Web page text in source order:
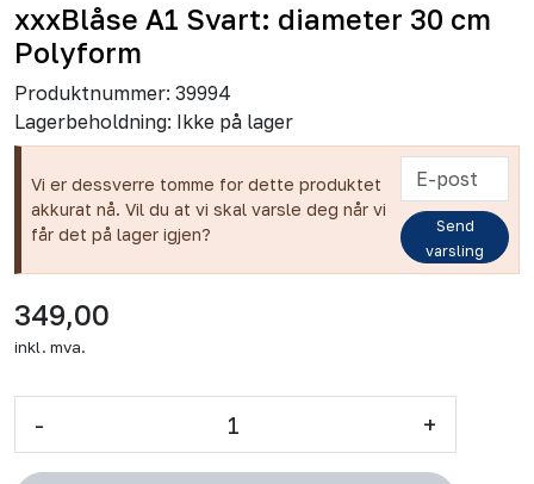
xxxBlåse A1 Svart: diameter 30 cm
Polyform
Produktnummer: 39994
Lagerbeholdning: Ikke på lager
Vi er dessverre tomme for dette produktet
akkurat nå. Vil du at vi skal varsle deg når vi
får det på lager igjen?
Send
varsling
349,00
inkl. mva.
- +